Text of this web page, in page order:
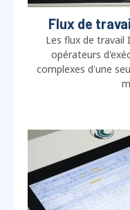
Flux de
Les flux de travail
opérateurs
complexes d'une